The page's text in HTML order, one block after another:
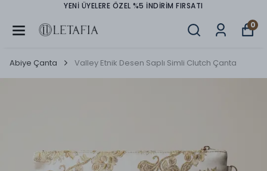
YENİ ÜYELERE ÖZEL %5 İNDİRİM FIRSATI
0
Abiye Çanta Valley Etnik Desen Saplı Simli Clutch Çanta